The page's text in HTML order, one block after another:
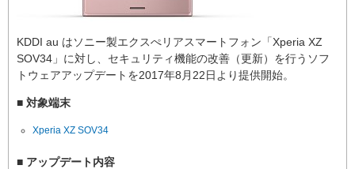
KDDI au はソニー製エクスぺリアスマートフォン「Xperia XZ
SOV34」に対し、セキュリティ機能の改善（更新）を行うソフ
トウェアアップデートを2017年8月22日より提供開始。
■ 対象端末
Xperia XZ SOV34
■ アップデート内容